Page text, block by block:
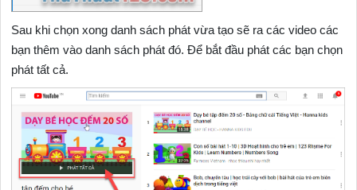
Sau khi chọn xong danh sách phát vừa tạo sẽ ra các video các
bạn thêm vào danh sách phát đó. Để bắt đầu phát các bạn chọn
phát tất cả.